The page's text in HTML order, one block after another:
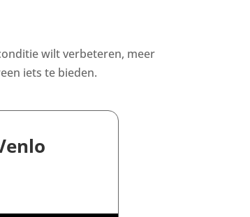
wilt verbeteren, meer
iets te bieden.